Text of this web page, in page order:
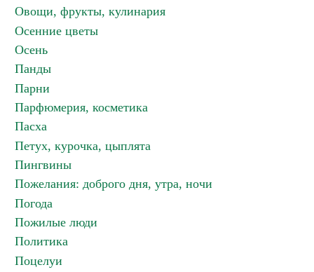
Овощи, фрукты, кулинария
Осенние цветы
Осень
Панды
Парни
Парфюмерия, косметика
Пасха
Петух, курочка, цыплята
Пингвины
Пожелания: доброго дня, утра, ночи
Погода
Пожилые люди
Политика
Поцелуи